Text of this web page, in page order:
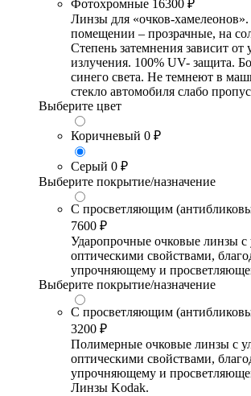
Фотохромные 16300 ₽
Линзы для «очков-хамелеонов».
помещении – прозрачные, на
Степень затемнения зависит
излучения. 100% UV- защита.
синего света. Не темнеют в
стекло автомобиля слабо
Выберите цвет
Коричневый 0 ₽
Серый 0 ₽
Выберите покрытие/назначение
С просветляющим
7600 ₽
Ударопрочные очковые линзы
оптическими свойствами,
упрочняющему и
Выберите покрытие/назначение
С просветляющим
3200 ₽
Полимерные очковые линзы с
оптическими свойствами,
упрочняющему и
Линзы Kodak.